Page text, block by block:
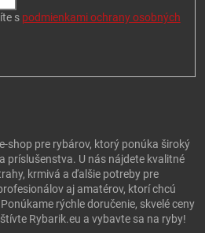
s podmienkami ochrany osobných
shop pre rybárov, ktorý ponúka široký
príslušenstva. U nás nájdete kvalitné
krmivá a ďalšie potreby pre
aj amatérov, ktorí chcú
rýchle doručenie, skvelé ceny
Rybarik.eu a vybavte sa na ryby!